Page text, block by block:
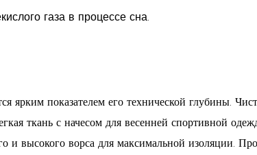
газа в процессе сна.
ярким показателем его технической глубины.
ткань с начесом для весенней спортивной
и высокого ворса для максимальной изоляции.